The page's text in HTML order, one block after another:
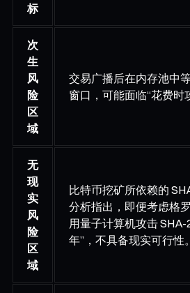
标
次
生
风
险
区
域
交易广播后在内存池中
窗口，可能面临“花费时
无
现
实
风
险
区
域
比特币挖矿所依赖的
分析指出，即便考虑格
用量子计算机攻击
年”，不具备现实可行性。